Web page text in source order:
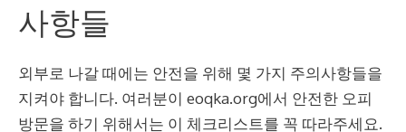
사항들
외부로 나갈 때에는 안전을 위해 몇 가지 주의사항들을
지켜야 합니다. 여러분이 eoqka.org에서 안전한 오피
방문을 하기 위해서는 이 체크리스트를 꼭 따라주세요.